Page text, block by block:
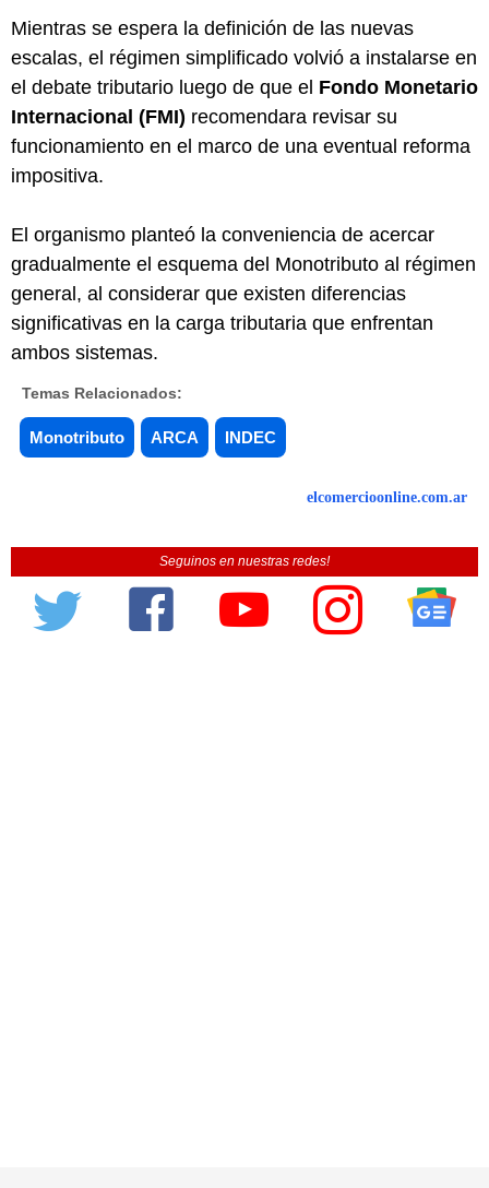
Mientras se espera la definición de las nuevas
escalas, el régimen simplificado volvió a instalarse en
el debate tributario luego de que el Fondo Monetario
Internacional (FMI) recomendara revisar su
funcionamiento en el marco de una eventual reforma
impositiva.
El organismo planteó la conveniencia de acercar
gradualmente el esquema del Monotributo al régimen
general, al considerar que existen diferencias
significativas en la carga tributaria que enfrentan
ambos sistemas.
Temas Relacionados:
Monotributo ARCA INDEC
elcomercioonline.com.ar
Seguinos en nuestras redes!